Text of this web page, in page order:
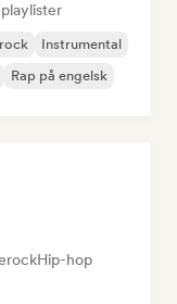
Instrumental
Rap på engelsk
Hip-hop